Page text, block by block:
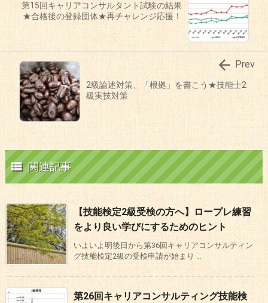
第15回キャリアコンサルタント試験の結果
★合格後の登録団体★再チャレンジ応援！
2級論述対策、「根拠」を書こう★技能士2
級実技対策
 Prev
 関連記事
【技能検定2級受検の方へ】ロープレ練習
をより良い学びにするためのヒント
いよいよ明後日から第36回キャリアコンサルティン
グ技能検定2級の受検申請が始まり ...
第26回キャリアコンサルティング技能検